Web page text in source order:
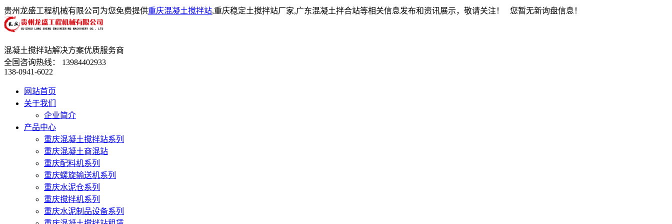
贵州龙盛工程机械有限公司为您免费提供重庆混凝土搅拌站,重庆稳定土搅拌站厂家,广东混凝土拌合站等相关信息发布和资讯展示，敬请关注！ 您暂无新询盘信息！
混凝土搅拌站解决方案优质服务商
全国咨询热线： 13984402933
138-0941-6022
网站首页
关于我们
企业简介
产品中心
重庆混凝土搅拌站系列
重庆混凝土商混站
重庆配料机系列
重庆螺旋输送机系列
重庆水泥仓系列
重庆搅拌机系列
重庆水泥制品设备系列